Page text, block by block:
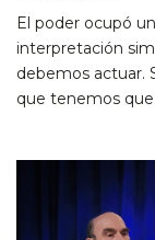
El poder ocupó
interpretación
debemos actuar.
que tenemos